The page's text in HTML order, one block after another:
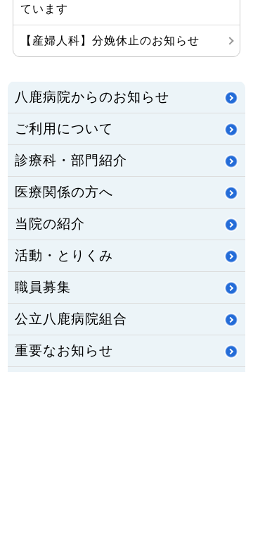
ています
【産婦人科】分娩休止のお知らせ
八鹿病院からのお知らせ
ご利用について
診療科・部門紹介
医療関係の方へ
当院の紹介
活動・とりくみ
職員募集
公立八鹿病院組合
重要なお知らせ